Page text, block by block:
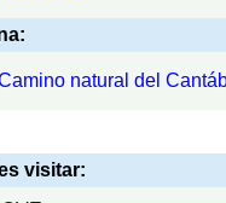
natural del
visitar: